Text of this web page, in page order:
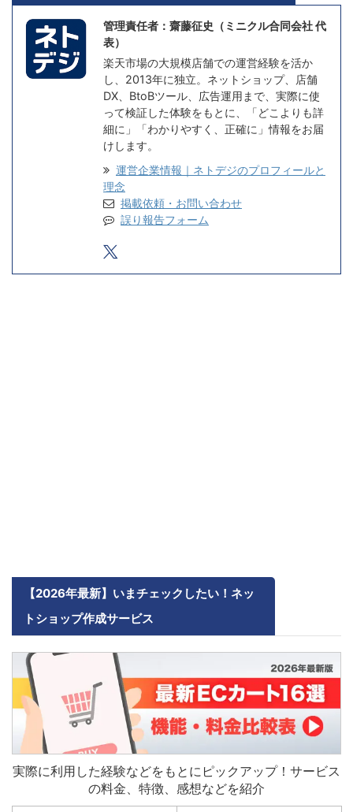
管理責任者：齋藤征史（ミニクル合同会社 代
表）
楽天市場の大規模店舗での運営経験を活か
し、2013年に独立。ネットショップ、店舗
DX、BtoBツール、広告運用まで、実際に使
って検証した体験をもとに、「どこよりも詳
細に」「わかりやすく、正確に」情報をお届
けします。
運営企業情報｜ネトデジのプロフィールと
理念
掲載依頼・お問い合わせ
誤り報告フォーム
【2026年最新】いまチェックしたい！ネッ
トショップ作成サービス
実際に利用した経験などをもとにピックアップ！サービス
の料金、特徴、感想などを紹介